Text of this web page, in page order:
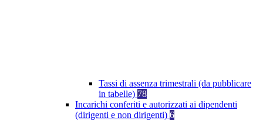
Tassi di assenza trimestrali (da pubblicare
in tabelle) 78
Incarichi conferiti e autorizzati ai dipendenti
(dirigenti e non dirigenti) 6